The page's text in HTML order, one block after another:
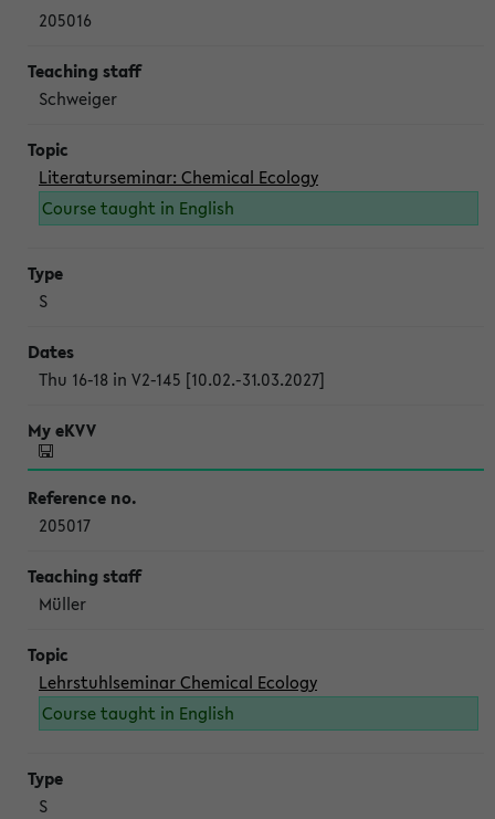
205016
Schweiger
Literaturseminar: Chemical Ecology
Course taught in English
S
Thu 16-18 in V2-145 [10.02.-31.03.2027]
205017
Müller
Lehrstuhlseminar Chemical Ecology
Course taught in English
S